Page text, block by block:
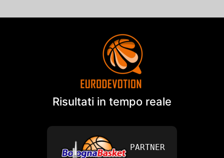
Risultati in tempo reale
PARTNER